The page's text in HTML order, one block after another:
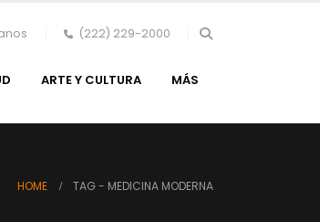
(222) 229-2000
ARTE Y CULTURA MÁS
HOME TAG - MEDICINA MODERNA